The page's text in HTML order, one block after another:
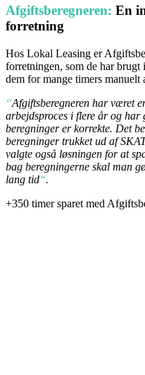
Afgiftsberegneren: En
forretning
Hos Lokal Leasing er
forretningen, som de har brugt
dem for mange timers manuelt
“Afgiftsberegneren har været
arbejdsproces i flere år og har
beregninger er korrekte. Det
beregninger trukket ud af
valgte også løsningen for at
bag beregningerne skal man
lang tid“.
+350 timer sparet med